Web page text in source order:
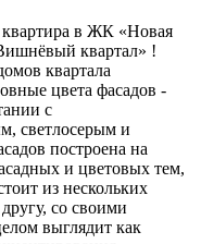
квартира в ЖК «Новая
квартал» !
квартала
цвета фасадов -
с
светлосерым и
построена на
и цветовых тем,
из нескольких
со своими
выглядит как